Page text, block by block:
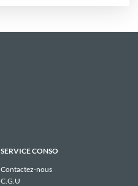
SERVICE CONSO
Contactez-nous
C.G.U